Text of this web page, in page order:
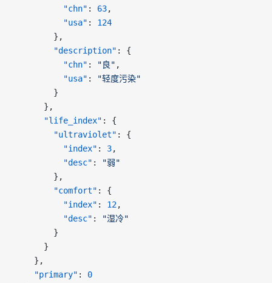
          "chn"
: 63,
          "usa"
: 124
        },
        "description"
: {
          "chn"
: "良" ,
          "usa"
:
"轻度污染"
        }
      },
      "life_index"
: {
        "ultraviolet"
: {
          "index"
: 3,
          "desc"
:
"弱"
        },
        "comfort"
: {
          "index"
: 12,
          "desc"
:
"湿冷"
        }
      }
    },
    "primary"
: 0